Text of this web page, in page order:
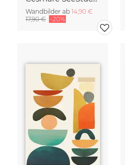
Wandbilder ab 14,90 €
17,90 € -20%